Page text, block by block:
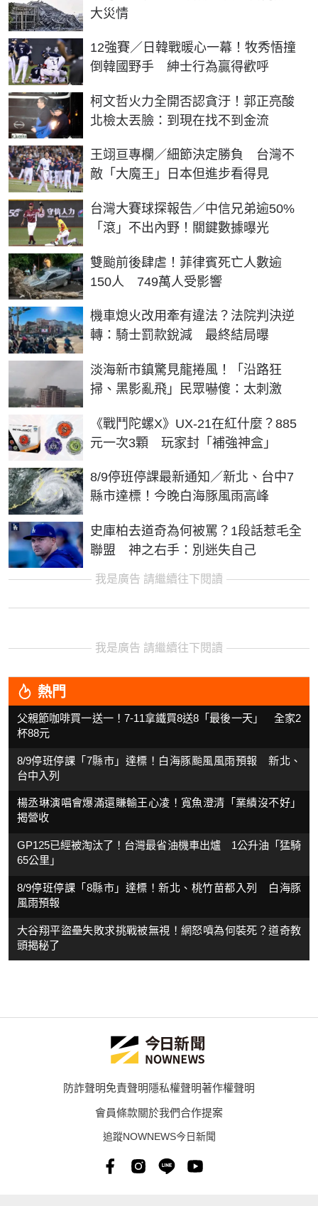
大災情
12強賽／日韓戰暖心一幕！牧秀悟撞
倒韓國野手 紳士行為贏得歡呼
柯文哲火力全開否認貪汙！郭正亮酸
北檢太丟臉：到現在找不到金流
王翊亘專欄／細節決定勝負 台灣不
敵「大魔王」日本但進步看得見
台灣大賽球探報告／中信兄弟逾50%
「滾」不出內野！關鍵數據曝光
雙颱前後肆虐！菲律賓死亡人數逾
150人 749萬人受影響
機車熄火改用牽有違法？法院判決逆
轉：騎士罰款銳減 最終結局曝
淡海新市鎮驚見龍捲風！「沿路狂
掃、黑影亂飛」民眾嚇傻：太刺激
《戰鬥陀螺X》UX-21在紅什麼？885
元一次3顆 玩家封「補強神盒」
8/9停班停課最新通知／新北、台中7
縣市達標！今晚白海豚風雨高峰
史庫柏去道奇為何被罵？1段話惹毛全
聯盟 神之右手：別迷失自己
我是廣告 請繼續往下閱讀
我是廣告 請繼續往下閱讀
熱門
父親節咖啡買一送一！7-11拿鐵買8送8「最後一天」 全家2
杯88元
8/9停班停課「7縣市」達標！白海豚颱風風雨預報 新北、
台中入列
楊丞琳演唱會爆滿還賺輸王心凌！寬魚澄清「業績沒不好」
揭營收
GP125已經被淘汰了！台灣最省油機車出爐 1公升油「猛騎
65公里」
8/9停班停課「8縣市」達標！新北、桃竹苗都入列 白海豚
風雨預報
大谷翔平盜壘失敗求挑戰被無視！網怒噴為何裝死？道奇教
頭揭秘了
防詐聲明免責聲明隱私權聲明著作權聲明
會員條款關於我們合作提案
追蹤NOWNEWS今日新聞